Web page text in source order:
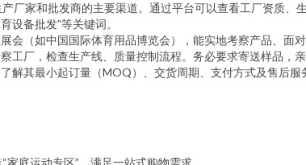
厂家和批发商的主要渠道。通过平台可以查看工厂资质
设备批发”等关键词。
会（如中国国际体育用品博览会），能实地考察产品、面
工厂，检查生产线、质量控制流程。务必要求寄送样品，
解其最小起订量（MOQ）、交货周期、支付方式及售后
庭运动专区”，满足一站式购物需求。